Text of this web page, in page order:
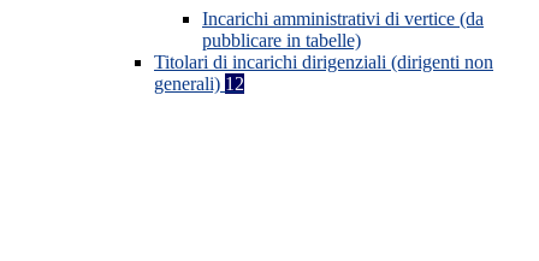
Incarichi amministrativi di vertice (da
pubblicare in tabelle)
Titolari di incarichi dirigenziali (dirigenti non
generali) 12